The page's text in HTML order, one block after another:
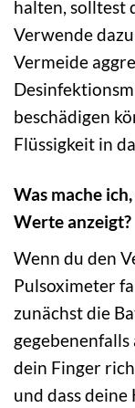
halten, solltest
Verwende
Vermeide
beschädigen
Flüssigkeit in
Was mache
Werte anzeigt?
Wenn du den
Pulsoximeter
zunächst die
gegebenenfalls
dein Finger
und dass